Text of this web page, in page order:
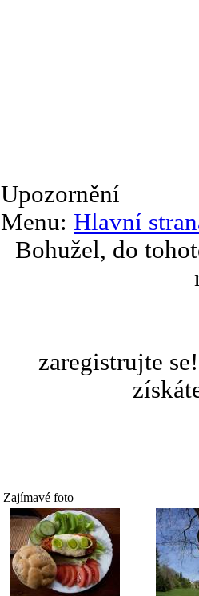
Upozornění
Menu: Hlavní
Bohužel, do
zaregistrujte
Zajímavé foto